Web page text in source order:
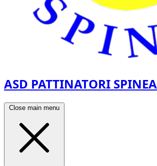
ASD PATTINATORI SPINEA
Close main menu